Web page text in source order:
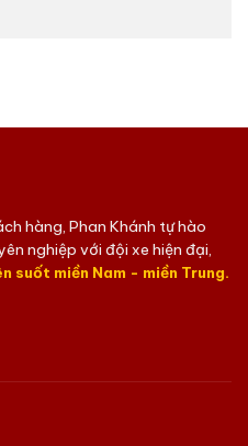
hàng, Phan Khánh tự hào
nghiệp với đội xe hiện đại,
suốt miền Nam - miền Trung.